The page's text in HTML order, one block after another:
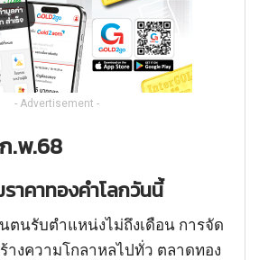
- Advertisement -
.พ.68
าคาทองคำโลกวันนี้
ตนรับตำแหน่งไม่ถึงเดือน การจัด
างความโกลาหลไปทั่ว ตลาดทอง